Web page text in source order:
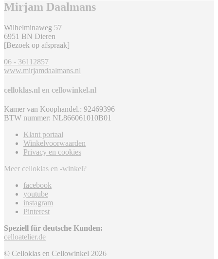
Mirjam Daalmans
Wilhelminaweg 57
6951 BN Dieren
[Bezoek op afspraak]
06 - 36112857
www.mirjamdaalmans.nl
celloklas.nl en cellowinkel.nl
Kamer van Koophandel.: 92469396
BTW nummer: NL866061010B01
Klant portaal
Winkelvoorwaarden
Privacy en cookies
Meer celloklas en -winkel?
facebook
youtube
instagram
Pinterest
Speziell für deutsche Kunden:
celloatelier.de
© Celloklas en Cellowinkel 2026